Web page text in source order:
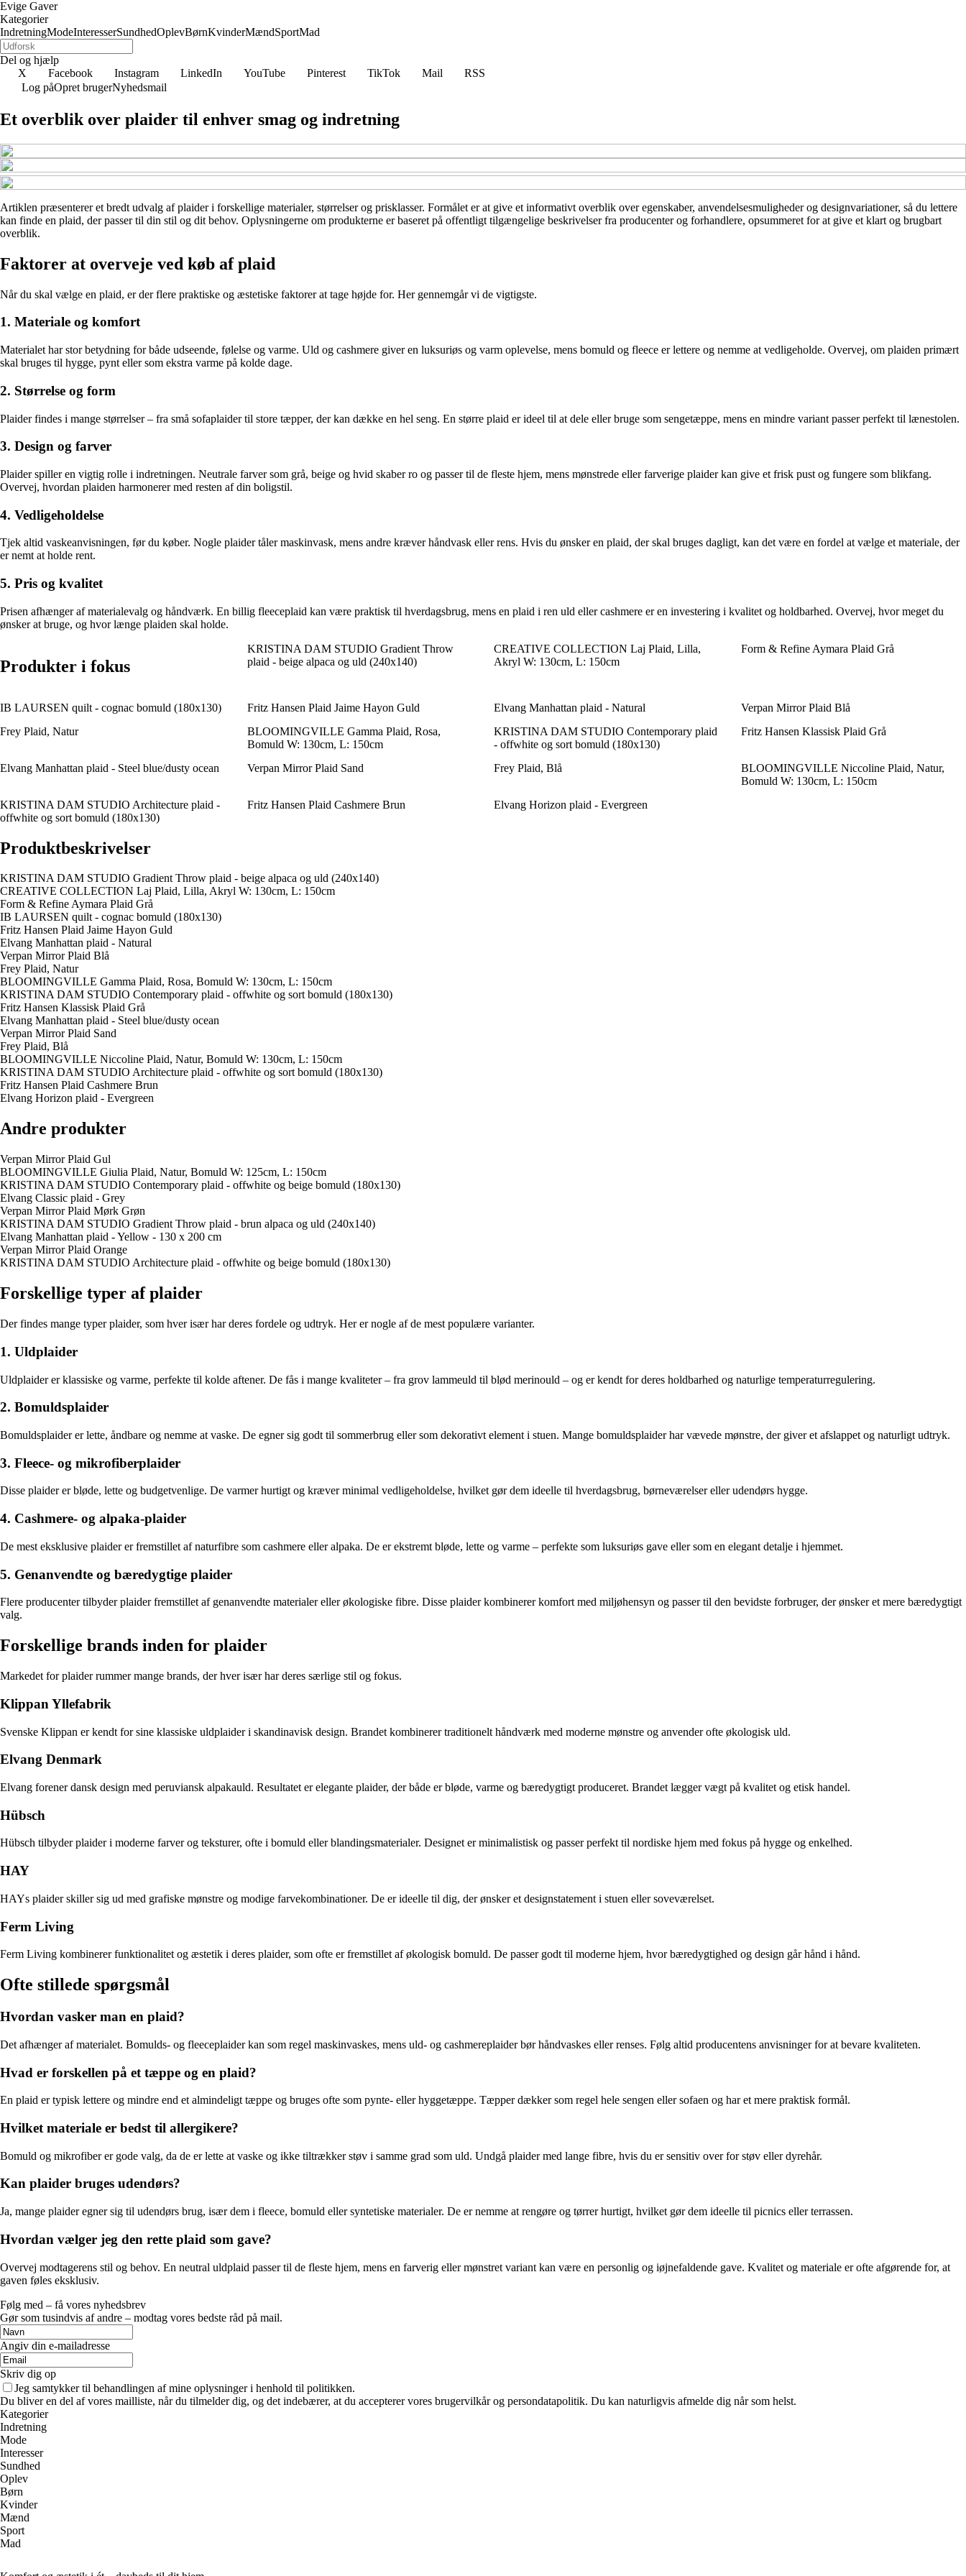
Evige Gaver
Kategorier
IndretningModeInteresserSundhedOplevBørnKvinderMændSportMad
Del og hjælp
X
Facebook Instagram LinkedIn YouTube Pinterest TikTok Mail
RSS
Log påOpret brugerNyhedsmail
Et overblik over plaider til enhver smag og indretning
Artiklen præsenterer et bredt udvalg af plaider i forskellige materialer, størrelser og prisklasser. Formålet er at give et informativt overblik over egenskaber, anvendelsesmuligheder og designvariationer, så du lettere
kan finde en plaid, der passer til din stil og dit behov. Oplysningerne om produkterne er baseret på offentligt tilgængelige beskrivelser fra producenter og forhandlere, opsummeret for at give et klart og brugbart
overblik.
Faktorer at overveje ved køb af plaid
Når du skal vælge en plaid, er der flere praktiske og æstetiske faktorer at tage højde for. Her gennemgår vi de vigtigste.
1. Materiale og komfort
Materialet har stor betydning for både udseende, følelse og varme. Uld og cashmere giver en luksuriøs og varm oplevelse, mens bomuld og fleece er lettere og nemme at vedligeholde. Overvej, om plaiden primært
skal bruges til hygge, pynt eller som ekstra varme på kolde dage.
2. Størrelse og form
Plaider findes i mange størrelser – fra små sofaplaider til store tæpper, der kan dække en hel seng. En større plaid er ideel til at dele eller bruge som sengetæppe, mens en mindre variant passer perfekt til lænestolen.
3. Design og farver
Plaider spiller en vigtig rolle i indretningen. Neutrale farver som grå, beige og hvid skaber ro og passer til de fleste hjem, mens mønstrede eller farverige plaider kan give et frisk pust og fungere som blikfang.
Overvej, hvordan plaiden harmonerer med resten af din boligstil.
4. Vedligeholdelse
Tjek altid vaskeanvisningen, før du køber. Nogle plaider tåler maskinvask, mens andre kræver håndvask eller rens. Hvis du ønsker en plaid, der skal bruges dagligt, kan det være en fordel at vælge et materiale, der
er nemt at holde rent.
5. Pris og kvalitet
Prisen afhænger af materialevalg og håndværk. En billig fleeceplaid kan være praktisk til hverdagsbrug, mens en plaid i ren uld eller cashmere er en investering i kvalitet og holdbarhed. Overvej, hvor meget du
ønsker at bruge, og hvor længe plaiden skal holde.
Produkter i fokus
KRISTINA DAM STUDIO Gradient Throw
plaid - beige alpaca og uld (240x140)
CREATIVE COLLECTION Laj Plaid, Lilla,
Akryl W: 130cm, L: 150cm
Form & Refine Aymara Plaid Grå
IB LAURSEN quilt - cognac bomuld (180x130) Fritz Hansen Plaid Jaime Hayon Guld Elvang Manhattan plaid - Natural
Verpan Mirror Plaid Blå
Frey Plaid, Natur
BLOOMINGVILLE Gamma Plaid, Rosa,
Bomuld W: 130cm, L: 150cm
KRISTINA DAM STUDIO Contemporary plaid
- offwhite og sort bomuld (180x130)
Fritz Hansen Klassisk Plaid Grå
Elvang Manhattan plaid - Steel blue/dusty ocean Verpan Mirror Plaid Sand Frey Plaid, Blå
BLOOMINGVILLE Niccoline Plaid, Natur,
Bomuld W: 130cm, L: 150cm
KRISTINA DAM STUDIO Architecture plaid -
offwhite og sort bomuld (180x130)
Fritz Hansen Plaid Cashmere Brun Elvang Horizon plaid - Evergreen
Produktbeskrivelser
KRISTINA DAM STUDIO Gradient Throw plaid - beige alpaca og uld (240x140)
CREATIVE COLLECTION Laj Plaid, Lilla, Akryl W: 130cm, L: 150cm
Form & Refine Aymara Plaid Grå
IB LAURSEN quilt - cognac bomuld (180x130)
Fritz Hansen Plaid Jaime Hayon Guld
Elvang Manhattan plaid - Natural
Verpan Mirror Plaid Blå
Frey Plaid, Natur
BLOOMINGVILLE Gamma Plaid, Rosa, Bomuld W: 130cm, L: 150cm
KRISTINA DAM STUDIO Contemporary plaid - offwhite og sort bomuld (180x130)
Fritz Hansen Klassisk Plaid Grå
Elvang Manhattan plaid - Steel blue/dusty ocean
Verpan Mirror Plaid Sand
Frey Plaid, Blå
BLOOMINGVILLE Niccoline Plaid, Natur, Bomuld W: 130cm, L: 150cm
KRISTINA DAM STUDIO Architecture plaid - offwhite og sort bomuld (180x130)
Fritz Hansen Plaid Cashmere Brun
Elvang Horizon plaid - Evergreen
Andre produkter
Verpan Mirror Plaid Gul
BLOOMINGVILLE Giulia Plaid, Natur, Bomuld W: 125cm, L: 150cm
KRISTINA DAM STUDIO Contemporary plaid - offwhite og beige bomuld (180x130)
Elvang Classic plaid - Grey
Verpan Mirror Plaid Mørk Grøn
KRISTINA DAM STUDIO Gradient Throw plaid - brun alpaca og uld (240x140)
Elvang Manhattan plaid - Yellow - 130 x 200 cm
Verpan Mirror Plaid Orange
KRISTINA DAM STUDIO Architecture plaid - offwhite og beige bomuld (180x130)
Forskellige typer af plaider
Der findes mange typer plaider, som hver især har deres fordele og udtryk. Her er nogle af de mest populære varianter.
1. Uldplaider
Uldplaider er klassiske og varme, perfekte til kolde aftener. De fås i mange kvaliteter – fra grov lammeuld til blød merinould – og er kendt for deres holdbarhed og naturlige temperaturregulering.
2. Bomuldsplaider
Bomuldsplaider er lette, åndbare og nemme at vaske. De egner sig godt til sommerbrug eller som dekorativt element i stuen. Mange bomuldsplaider har vævede mønstre, der giver et afslappet og naturligt udtryk.
3. Fleece- og mikrofiberplaider
Disse plaider er bløde, lette og budgetvenlige. De varmer hurtigt og kræver minimal vedligeholdelse, hvilket gør dem ideelle til hverdagsbrug, børneværelser eller udendørs hygge.
4. Cashmere- og alpaka-plaider
De mest eksklusive plaider er fremstillet af naturfibre som cashmere eller alpaka. De er ekstremt bløde, lette og varme – perfekte som luksuriøs gave eller som en elegant detalje i hjemmet.
5. Genanvendte og bæredygtige plaider
Flere producenter tilbyder plaider fremstillet af genanvendte materialer eller økologiske fibre. Disse plaider kombinerer komfort med miljøhensyn og passer til den bevidste forbruger, der ønsker et mere bæredygtigt
valg.
Forskellige brands inden for plaider
Markedet for plaider rummer mange brands, der hver især har deres særlige stil og fokus.
Klippan Yllefabrik
Svenske Klippan er kendt for sine klassiske uldplaider i skandinavisk design. Brandet kombinerer traditionelt håndværk med moderne mønstre og anvender ofte økologisk uld.
Elvang Denmark
Elvang forener dansk design med peruviansk alpakauld. Resultatet er elegante plaider, der både er bløde, varme og bæredygtigt produceret. Brandet lægger vægt på kvalitet og etisk handel.
Hübsch
Hübsch tilbyder plaider i moderne farver og teksturer, ofte i bomuld eller blandingsmaterialer. Designet er minimalistisk og passer perfekt til nordiske hjem med fokus på hygge og enkelhed.
HAY
HAYs plaider skiller sig ud med grafiske mønstre og modige farvekombinationer. De er ideelle til dig, der ønsker et designstatement i stuen eller soveværelset.
Ferm Living
Ferm Living kombinerer funktionalitet og æstetik i deres plaider, som ofte er fremstillet af økologisk bomuld. De passer godt til moderne hjem, hvor bæredygtighed og design går hånd i hånd.
Ofte stillede spørgsmål
Hvordan vasker man en plaid?
Det afhænger af materialet. Bomulds- og fleeceplaider kan som regel maskinvaskes, mens uld- og cashmereplaider bør håndvaskes eller renses. Følg altid producentens anvisninger for at bevare kvaliteten.
Hvad er forskellen på et tæppe og en plaid?
En plaid er typisk lettere og mindre end et almindeligt tæppe og bruges ofte som pynte- eller hyggetæppe. Tæpper dækker som regel hele sengen eller sofaen og har et mere praktisk formål.
Hvilket materiale er bedst til allergikere?
Bomuld og mikrofiber er gode valg, da de er lette at vaske og ikke tiltrækker støv i samme grad som uld. Undgå plaider med lange fibre, hvis du er sensitiv over for støv eller dyrehår.
Kan plaider bruges udendørs?
Ja, mange plaider egner sig til udendørs brug, især dem i fleece, bomuld eller syntetiske materialer. De er nemme at rengøre og tørrer hurtigt, hvilket gør dem ideelle til picnics eller terrassen.
Hvordan vælger jeg den rette plaid som gave?
Overvej modtagerens stil og behov. En neutral uldplaid passer til de fleste hjem, mens en farverig eller mønstret variant kan være en personlig og iøjnefaldende gave. Kvalitet og materiale er ofte afgørende for, at
gaven føles eksklusiv.
Følg med – få vores nyhedsbrev
Gør som tusindvis af andre – modtag vores bedste råd på mail.
Angiv din e-mailadresse
Skriv dig op
Jeg samtykker til behandlingen af mine oplysninger i henhold til politikken.
Du bliver en del af vores mailliste, når du tilmelder dig, og det indebærer, at du accepterer vores brugervilkår og persondatapolitik. Du kan naturligvis afmelde dig når som helst.
Kategorier
Indretning
Mode
Interesser
Sundhed
Oplev
Børn
Kvinder
Mænd
Sport
Mad